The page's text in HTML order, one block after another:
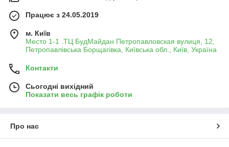
Працює з 24.05.2019
м. Київ
Место 1-1 .ТЦ БудМайдан Петропавловская вулиця, 12,
Петропавлівська Борщагівка, Київська обл., Київ, Україна
Контакти
Сьогодні вихідний
Показати весь графік роботи
Про нас